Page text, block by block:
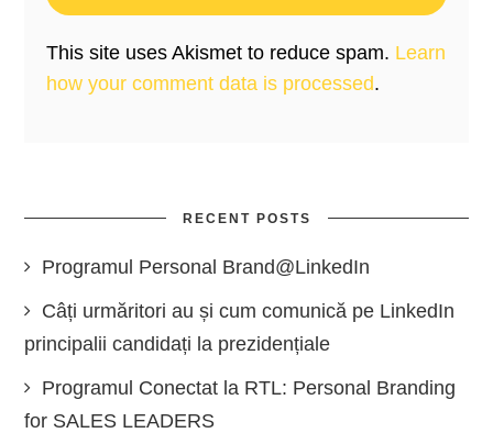
This site uses Akismet to reduce spam. Learn
how your comment data is processed.
RECENT POSTS
Programul Personal Brand@LinkedIn
Câți urmăritori au și cum comunică pe LinkedIn
principalii candidați la prezidențiale
Programul Conectat la RTL: Personal Branding
for SALES LEADERS